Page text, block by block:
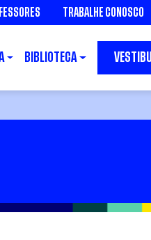
TRABALHE CONOSCO
BIBLIOTECA